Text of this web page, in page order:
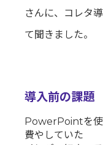
さんに、コレタ
て聞きました。
導入前の課題
PowerPointを使
費やしていた